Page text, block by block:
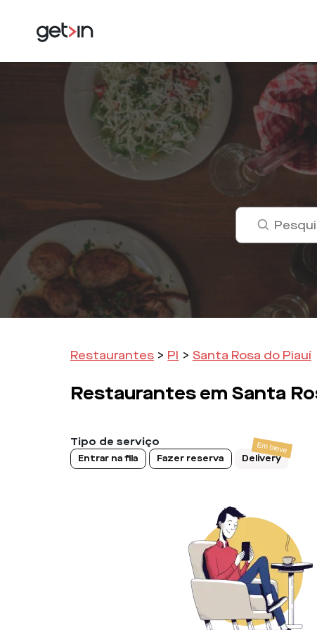
Restaurantes > PI > Santa Rosa do Piauí
Restaurantes em Santa
Tipo de serviço
Entrar na fila Fazer reserva Delivery